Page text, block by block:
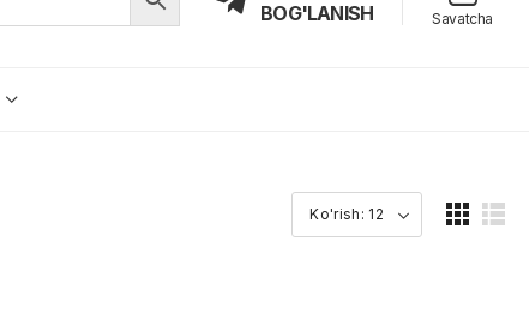
BOG'LANISH Savatcha